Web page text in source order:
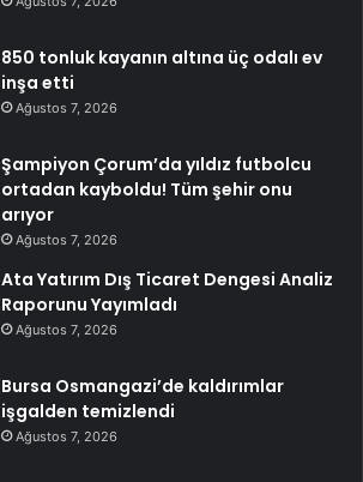
850 tonluk kayanın altına üç odalı ev
inşa etti
Ağustos 7, 2026
Şampiyon Çorum’da yıldız futbolcu
ortadan kayboldu! Tüm şehir onu
arıyor
Ağustos 7, 2026
Ata Yatırım Dış Ticaret Dengesi Analiz
Raporunu Yayımladı
Ağustos 7, 2026
Bursa Osmangazi’de kaldırımlar
işgalden temizlendi
Ağustos 7, 2026